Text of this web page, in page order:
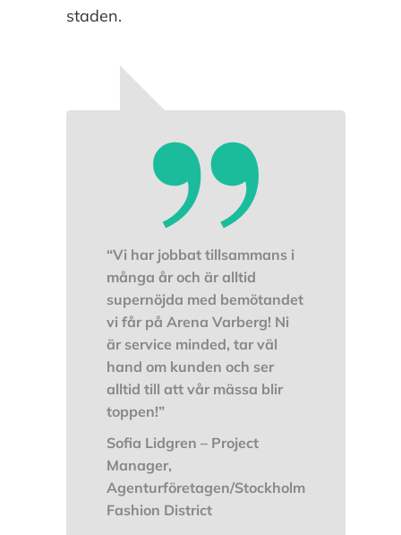
staden.
“Vi har jobbat tillsammans i
många år och är alltid
supernöjda med bemötandet
vi får på Arena Varberg! Ni
är service minded, tar väl
hand om kunden och ser
alltid till att vår mässa blir
toppen!”
Sofia Lidgren – Project
Manager,
Agenturföretagen/Stockholm
Fashion District